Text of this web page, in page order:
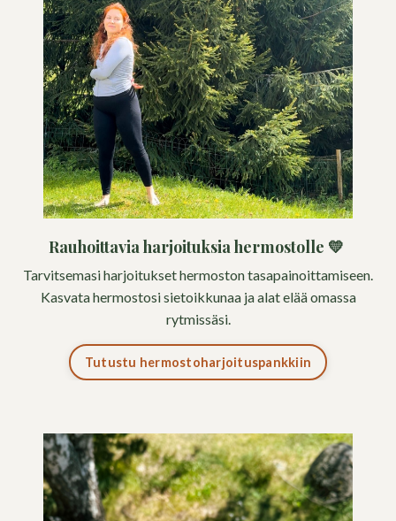
Rauhoittavia harjoituksia hermostolle 💛
Tarvitsemasi harjoitukset hermoston tasapainoittamiseen.
Kasvata hermostosi sietoikkunaa ja alat elää omassa
rytmissäsi.
Tutustu hermostoharjoituspankkiin